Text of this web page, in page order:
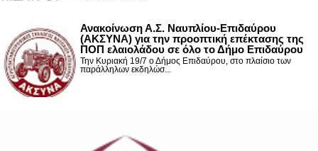
Ανακοίνωση Α.Σ. Ναυπλίου-Επιδαύρου
(ΑΚΣΥΝΑ) για την προοπτική επέκτασης της
ΠΟΠ ελαιολάδου σε όλο το Δήμο Επιδαύρου
Την Κυριακή 19/7 ο Δήμος Επιδαύρου, στο πλαίσιο των
παράλληλων εκδηλώσ...